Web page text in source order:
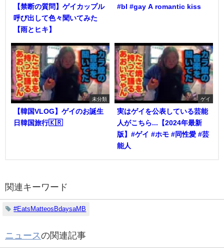
【禁断の質問】ゲイカップル
呼び出して色々聞いてみた
【雨とヒキ】
#bl #gay A romantic kiss
未分類
【韓国VLOG】ゲイのお誕生
日韓国旅行🇰🇷
ゲイ
実はゲイを公表している芸能
人がこちら...【2024年最新
版】#ゲイ #ホモ #同性愛 #芸
能人
関連キーワード
#EatsMatteosBdaysaMB
ニュースの関連記事